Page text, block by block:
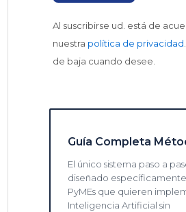
Al suscribirse ud. está de
nuestra política de privacidad
de baja cuando desee.
Guía Completa
El único sistema paso a
diseñado
PyMEs que quieren
Inteligencia Artificial sin